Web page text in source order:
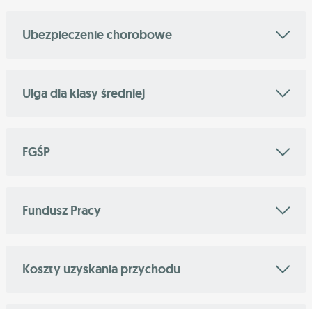
Ubezpieczenie chorobowe
Ulga dla klasy średniej
FGŚP
Fundusz Pracy
Koszty uzyskania przychodu